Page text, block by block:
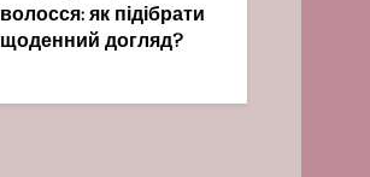
волосся: як підібрати
щоденний догляд?